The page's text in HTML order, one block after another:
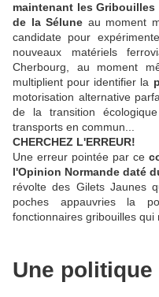
maintenant les
de la Sélune au moment
candidate pour
nouveaux matériels
Cherbourg, au moment
multiplient pour identifier la
motorisation alternative
de la transition
transports en commun...
CHERCHEZ L'ERREUR!
Une erreur pointée par ce
l'Opinion Normande daté
révolte des Gilets Jaunes
poches appauvries la
fonctionnaires gribouilles qui
Une